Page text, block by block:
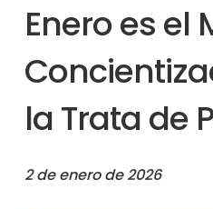
Enero es el
la Trata de
2 de enero de 2026